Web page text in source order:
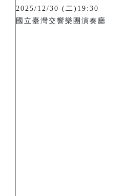
2025/12/30 (二)19:30
國立臺灣交響樂團演奏廳